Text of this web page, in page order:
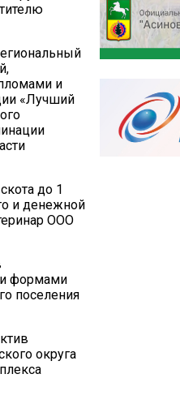
и
«Лучший
до 1
и денежной
ООО
формами
поселения
округа